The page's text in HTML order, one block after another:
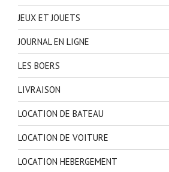
JEUX ET JOUETS
JOURNAL EN LIGNE
LES BOERS
LIVRAISON
LOCATION DE BATEAU
LOCATION DE VOITURE
LOCATION HEBERGEMENT